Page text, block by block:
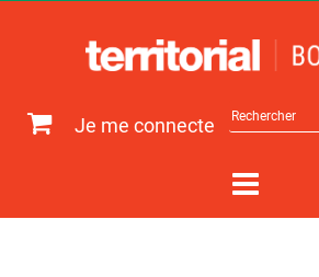
Je me connecte